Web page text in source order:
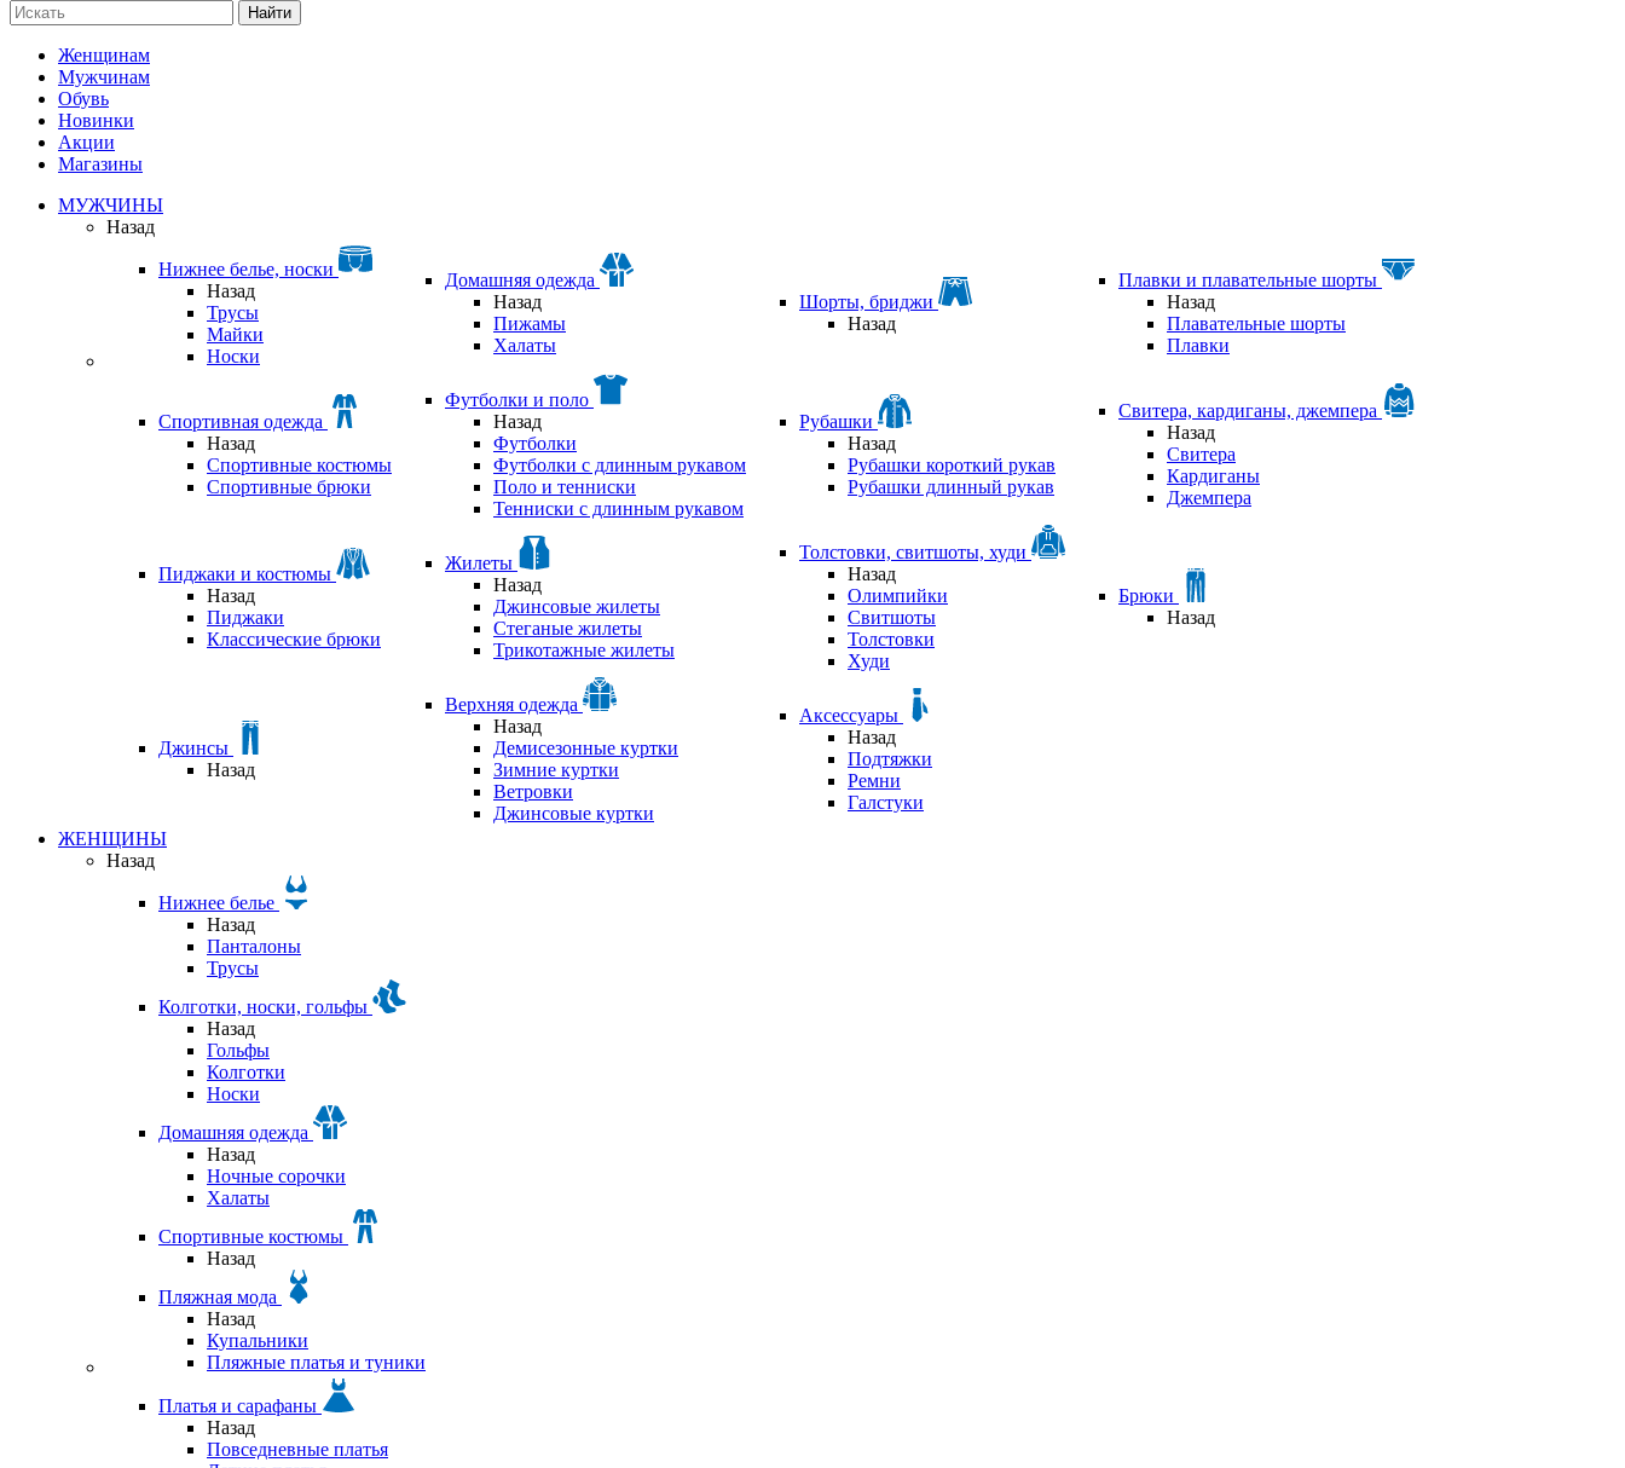
Найти
Женщинам
Мужчинам
Обувь
Новинки
Акции
Магазины
МУЖЧИНЫ
Назад
Нижнее белье, носки
Назад
Трусы
Майки
Носки
Домашняя одежда
Назад
Пижамы
Халаты
Шорты, бриджи
Назад
Плавки и плавательные шорты
Назад
Плавательные шорты
Плавки
Спортивная одежда
Назад
Спортивные костюмы
Спортивные брюки
Футболки и поло
Назад
Футболки
Футболки с длинным рукавом
Поло и тенниски
Тенниски с длинным рукавом
Рубашки
Назад
Рубашки короткий рукав
Рубашки длинный рукав
Свитера, кардиганы, джемпера
Назад
Свитера
Кардиганы
Джемпера
Пиджаки и костюмы
Назад
Пиджаки
Классические брюки
Жилеты
Назад
Джинсовые жилеты
Стеганые жилеты
Трикотажные жилеты
Толстовки, свитшоты, худи
Назад
Олимпийки
Свитшоты
Толстовки
Худи
Брюки
Назад
Джинсы
Назад
Верхняя одежда
Назад
Демисезонные куртки
Зимние куртки
Ветровки
Джинсовые куртки
Аксессуары
Назад
Подтяжки
Ремни
Галстуки
ЖЕНЩИНЫ
Назад
Нижнее белье
Назад
Панталоны
Трусы
Колготки, носки, гольфы
Назад
Гольфы
Колготки
Носки
Домашняя одежда
Назад
Ночные сорочки
Халаты
Спортивные костюмы
Назад
Пляжная мода
Назад
Купальники
Пляжные платья и туники
Платья и сарафаны
Назад
Повседневные платья